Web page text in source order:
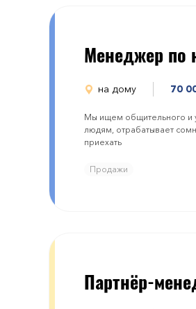
Менеджер по
на дому 70
Мы ищем общительного и
людям, отрабатывает
приехать
Продажи
Партнёр-